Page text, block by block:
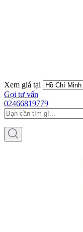
Xem giá tại
Gọi tư vấn
02466819779